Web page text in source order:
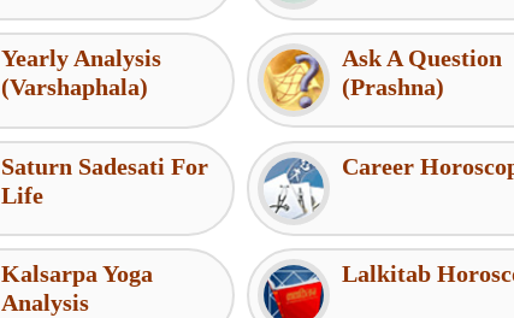
Yearly Analysis
(Varshaphala)
Ask A Question
(Prashna)
Saturn Sadesati For
Life
Career
Kalsarpa Yoga
Analysis
Lalkitab